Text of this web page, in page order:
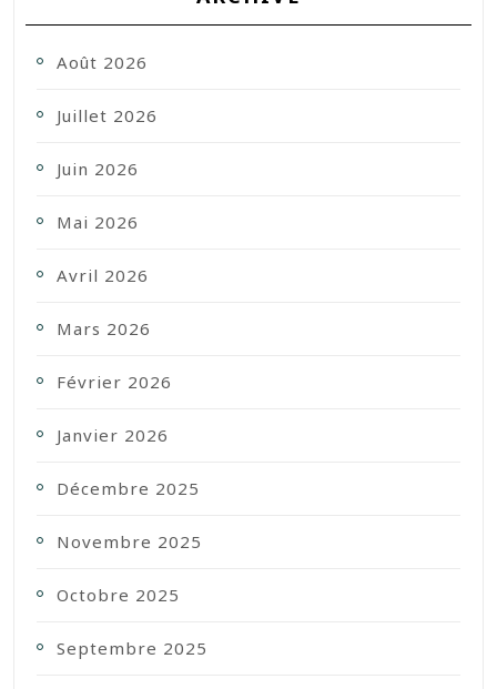
Août 2026
Juillet 2026
Juin 2026
Mai 2026
Avril 2026
Mars 2026
Février 2026
Janvier 2026
Décembre 2025
Novembre 2025
Octobre 2025
Septembre 2025